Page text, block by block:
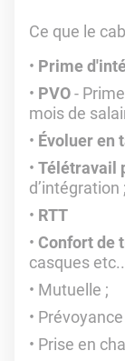
Ce que le
Prime
PVO-
mois de
Évoluer en
Télétravail
d’intégration ;
RTT
Confort de
casques
Mutuelle ;
Prévoyance
Prise en